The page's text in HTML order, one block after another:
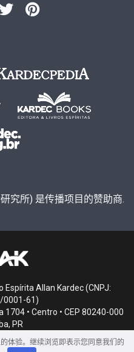
究所) 是传播项目的赞助商.
Allan Kardec (CNPJ:
0001-61)
• Centro • CEP 80240-000
PR
体验。继续浏览即表示您同意我们的